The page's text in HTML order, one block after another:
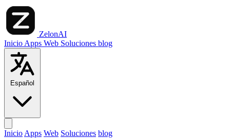
ZelonAI
Inicio Apps Web Soluciones blog
Español
Inicio Apps Web Soluciones blog